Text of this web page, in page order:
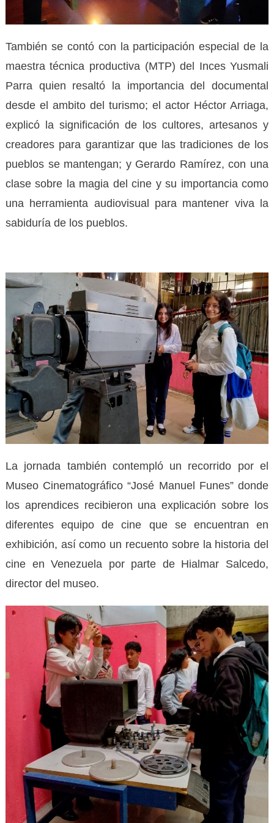
También se contó con la participación especial de la
maestra técnica productiva (MTP) del Inces Yusmali
Parra quien resaltó la importancia del documental
desde el ambito del turismo; el actor Héctor Arriaga,
explicó la significación de los cultores, artesanos y
creadores para garantizar que las tradiciones de los
pueblos se mantengan; y Gerardo Ramírez, con una
clase sobre la magia del cine y su importancia como
una herramienta audiovisual para mantener viva la
sabiduría de los pueblos.
La jornada también contempló un recorrido por el
Museo Cinematográfico “José Manuel Funes” donde
los aprendices recibieron una explicación sobre los
diferentes equipo de cine que se encuentran en
exhibición, así como un recuento sobre la historia del
cine en Venezuela por parte de Hialmar Salcedo,
director del museo.